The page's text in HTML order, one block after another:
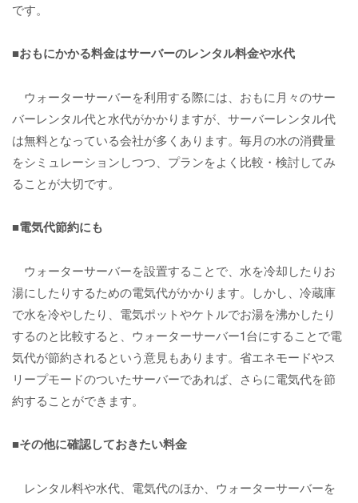
です。
■おもにかかる料金はサーバーのレンタル料金や水代
ウォーターサーバーを利用する際には、おもに月々のサー
バーレンタル代と水代がかかりますが、サーバーレンタル代
は無料となっている会社が多くあります。毎月の水の消費量
をシミュレーションしつつ、プランをよく比較・検討してみ
ることが大切です。
■電気代節約にも
ウォーターサーバーを設置することで、水を冷却したりお
湯にしたりするための電気代がかかります。しかし、冷蔵庫
で水を冷やしたり、電気ポットやケトルでお湯を沸かしたり
するのと比較すると、ウォーターサーバー1台にすることで電
気代が節約されるという意見もあります。省エネモードやス
リープモードのついたサーバーであれば、さらに電気代を節
約することができます。
■その他に確認しておきたい料金
レンタル料や水代、電気代のほか、ウォーターサーバーを